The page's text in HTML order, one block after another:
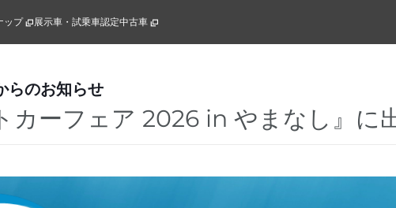
ップ 展示車・試乗車認定中古車
らのお知らせ
カーフェア 2026 in やまなし』に